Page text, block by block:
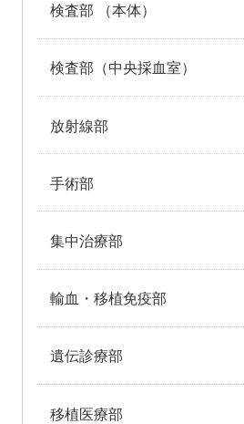
検査部 （本体）
検査部（中央採血室）
放射線部
手術部
集中治療部
輸血・移植免疫部
遺伝診療部
移植医療部